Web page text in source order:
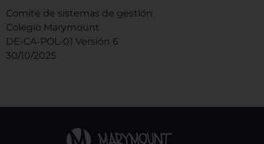
Comité de sistemas de gestión
Colegio Marymount
DE-CA-POL-01 Versión 6
30/10/2025